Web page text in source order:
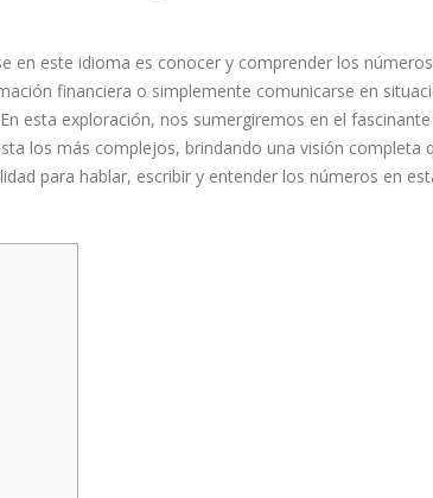
en este idioma es conocer y comprender los
financiera o simplemente comunicarse en
esta exploración, nos sumergiremos en el fascinante
los más complejos, brindando una visión completa
para hablar, escribir y entender los números en